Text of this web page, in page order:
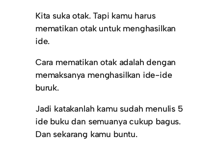
Kita suka otak. Tapi kamu harus
mematikan otak untuk menghasilkan
ide.
Cara mematikan otak adalah dengan
memaksanya menghasilkan ide-ide
buruk.
Jadi katakanlah kamu sudah menulis 5
ide buku dan semuanya cukup bagus.
Dan sekarang kamu buntu.